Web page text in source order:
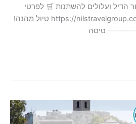
הדיל ועלולים להשתנות 🛒 לפרטי
הטיסות ולכרטוסhttps://nilstravelgroup.com/6e5s טיול מהנה!